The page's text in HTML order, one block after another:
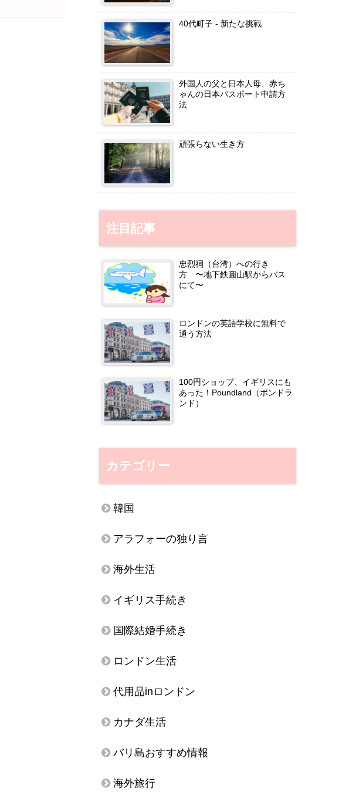
n
n
el
40代町子 ‐ 新たな挑戦
外国人の父と日本人母、赤ち
ゃんの日本パスポート申請方
法
頑張らない生き方
注目記事
忠烈祠（台湾）への行き
方 〜地下鉄圓山駅からバス
にて〜
ロンドンの英語学校に無料で
通う方法
100円ショップ、イギリスにも
あった！Poundland（ポンドラ
ンド）
カテゴリー
韓国
アラフォーの独り言
海外生活
イギリス手続き
国際結婚手続き
ロンドン生活
代用品inロンドン
カナダ生活
バリ島おすすめ情報
海外旅行